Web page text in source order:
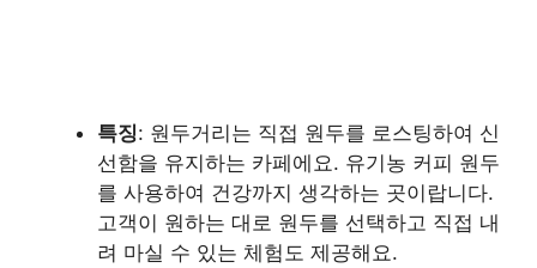
특징: 원두거리는 직접 원두를 로스팅하여 신
선함을 유지하는 카페에요. 유기농 커피 원두
를 사용하여 건강까지 생각하는 곳이랍니다.
고객이 원하는 대로 원두를 선택하고 직접 내
려 마실 수 있는 체험도 제공해요.